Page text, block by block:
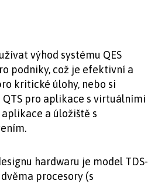
výhod systému QES
podniky, což je efektivní a
kritické úlohy, nebo si
pro aplikace s virtuálními
a úložiště s
hardwaru je model TDS-
procesory (s